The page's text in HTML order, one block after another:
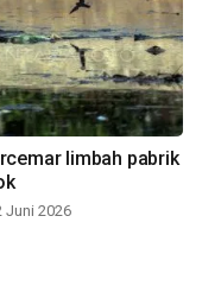
limbah pabrik
Juni 2026